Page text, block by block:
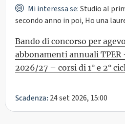
Mi interessa se:Studio al
secondo anno in poi, Ho una
Bando di concorso per
abbonamenti annuali TPER
2026/27 – corsi di 1° e 2°
Scadenza: 24 set 2026, 15:00